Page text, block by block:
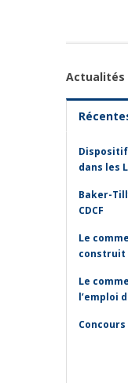
Actualités
dans les
Baker-
CDCF
Le
construit
Le
l’emploi
Concours